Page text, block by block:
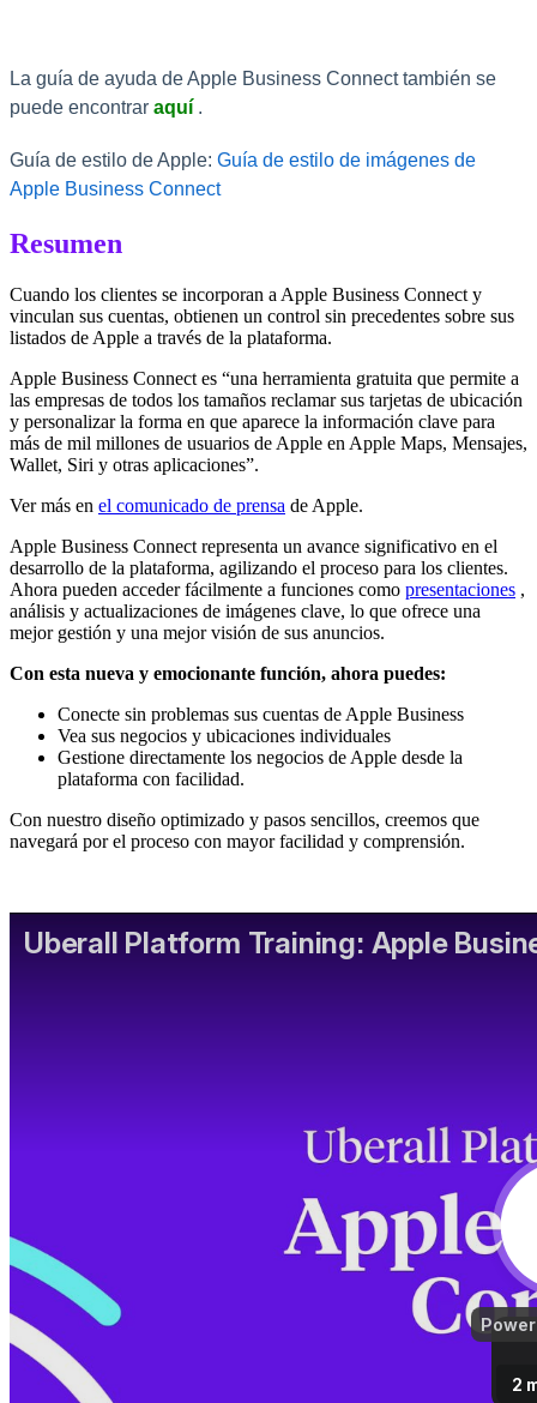
La guía de ayuda de Apple Business Connect también se
puede encontrar aquí .
Guía de estilo de Apple: Guía de estilo de imágenes de
Apple Business Connect
Resumen
Cuando los clientes se incorporan a Apple Business Connect y
vinculan sus cuentas, obtienen un control sin precedentes sobre sus
listados de Apple a través de la plataforma.
Apple Business Connect es “una herramienta gratuita que permite a
las empresas de todos los tamaños reclamar sus tarjetas de ubicación
y personalizar la forma en que aparece la información clave para
más de mil millones de usuarios de Apple en Apple Maps, Mensajes,
Wallet, Siri y otras aplicaciones”.
Ver más en el comunicado de prensa de Apple.
Apple Business Connect representa un avance significativo en el
desarrollo de la plataforma, agilizando el proceso para los clientes.
Ahora pueden acceder fácilmente a funciones como presentaciones ,
análisis y actualizaciones de imágenes clave, lo que ofrece una
mejor gestión y una mejor visión de sus anuncios.
Con esta nueva y emocionante función, ahora puedes:
Conecte sin problemas sus cuentas de Apple Business
Vea sus negocios y ubicaciones individuales
Gestione directamente los negocios de Apple desde la
plataforma con facilidad.
Con nuestro diseño optimizado y pasos sencillos, creemos que
navegará por el proceso con mayor facilidad y comprensión.